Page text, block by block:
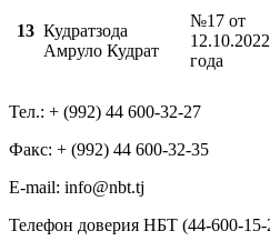
13 Кудратзода
Амруло Кудрат
№17 от
12.10.2022
года
Тел.: + (992) 44 600-32-27
Факс: + (992) 44 600-32-35
Е-mail: info@nbt.tj
Телефон доверия НБТ (44-600-15-